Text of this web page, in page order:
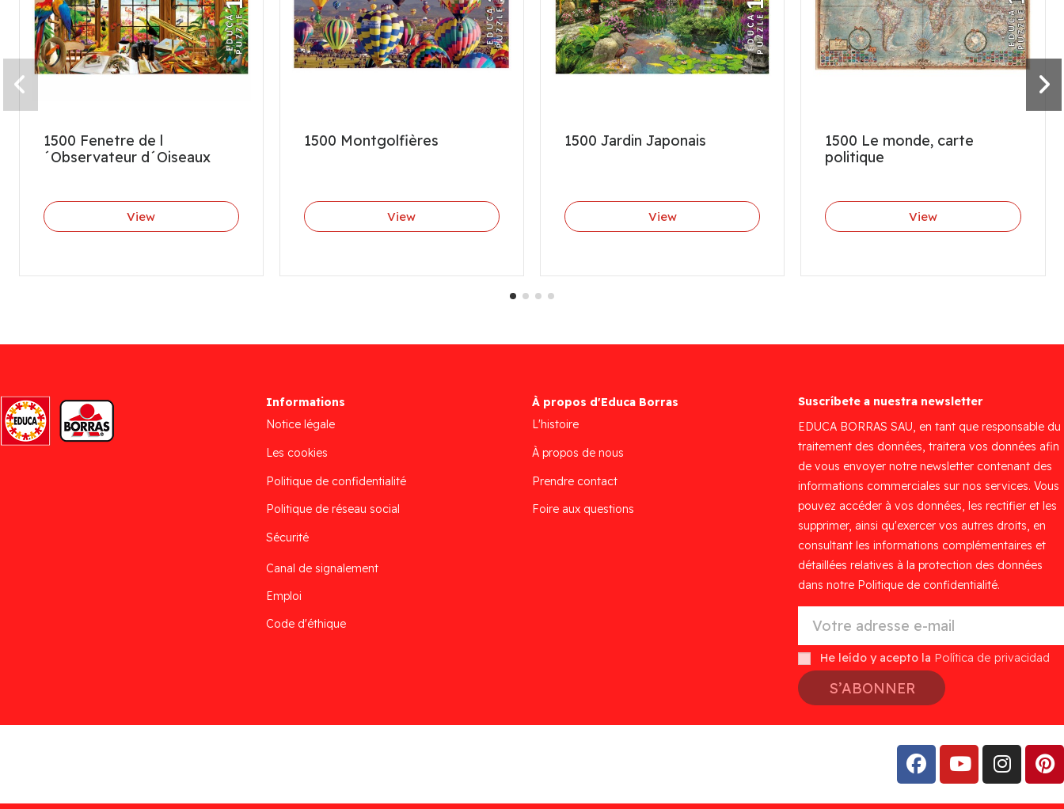
1500 Fenetre de l
´Observateur d´Oiseaux
View
1500 Montgolfières
View
1500 Jardin Japonais
View
1500 Le monde, carte
politique
View
Informations
Notice légale
Les cookies
Politique de confidentialité
Politique de réseau social
Sécurité
Canal de signalement
Emploi
Code d'éthique
À propos d'Educa Borras
L'histoire
À propos de nous
Prendre contact
Foire aux questions
Suscríbete a nuestra newsletter
EDUCA BORRAS SAU, en tant que responsable du
traitement des données, traitera vos données afin
de vous envoyer notre newsletter contenant des
informations commerciales sur nos services. Vous
pouvez accéder à vos données, les rectifier et les
supprimer, ainsi qu'exercer vos autres droits, en
consultant les informations complémentaires et
détaillées relatives à la protection des données
dans notre Politique de confidentialité.
He leído y acepto la Política de privacidad
S’ABONNER